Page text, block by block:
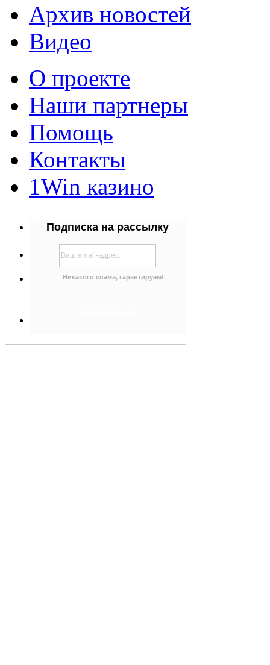
Архив новостей
Видео
О проекте
Наши партнеры
Помощь
Контакты
1Win казино
Подписка на рассылку
Никакого спама, гарантируем!